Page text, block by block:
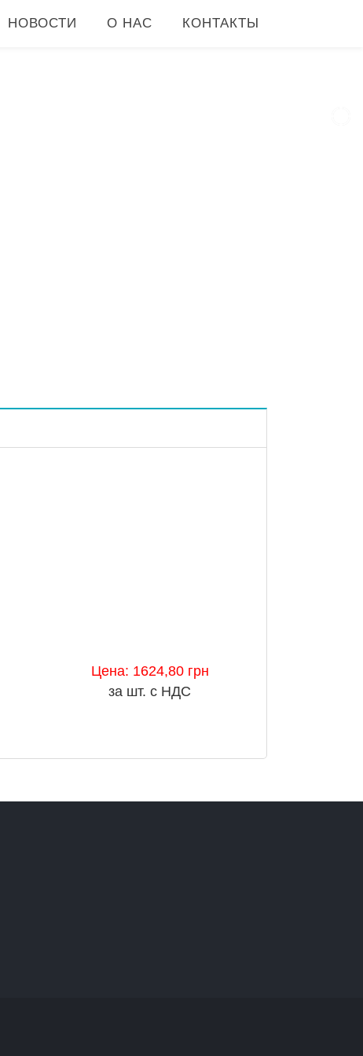
НОВОСТИ О НАС КОНТАКТЫ
Цена: 1624,80 грн
за шт. с НДС